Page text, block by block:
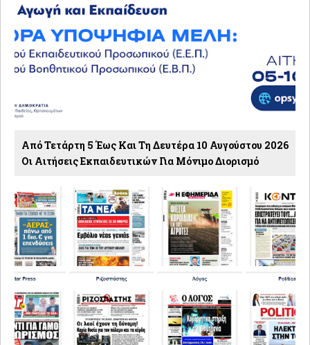
Από Τετάρτη 5 Έως Και Τη Δευτέρα 10 Αυγούστου 2026
Οι Αιτήσεις Εκπαιδευτικών Για Μόνιμο Διορισμό